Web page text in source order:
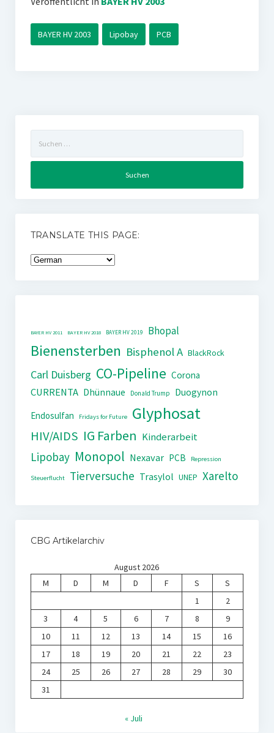
BAYER HV 2003 Lipobay PCB
nach:
TRANSLATE THIS PAGE:
BAYER HV 2011 BAYER HV 2018 BAYER HV 2019 Bhopal
Bienensterben Bisphenol A BlackRock
Carl Duisberg CO-Pipeline Corona
CURRENTA Dhünnaue Donald Trump
Duogynon
Endosulfan
Fridays for Future Glyphosat
HIV/AIDS IG Farben Kinderarbeit
Lipobay Monopol Nexavar PCB Repression
Steuerflucht Tierversuche Trasylol UNEP Xarelto
CBG Artikelarchiv
August 2026
M
D M D F S
S
1
2
3
4 5 6 7 8
9
10
11 12 13 14 15
16
17
18 19 20 21 22
23
24
25 26 27 28 29
30
31
« Juli